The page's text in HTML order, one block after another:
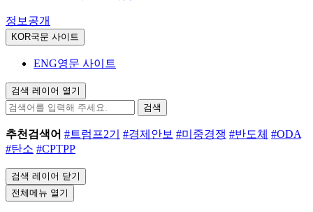
정보공개
KOR국문 사이트
ENG영문 사이트
검색 레이어 열기
검색
추천검색어 #트럼프2기 #경제안보 #미중경쟁 #반도체 #ODA
#탄소 #CPTPP
검색 레이어 닫기
전체메뉴 열기